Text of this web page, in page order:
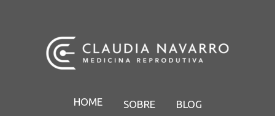
HOME SOBRE BLOG